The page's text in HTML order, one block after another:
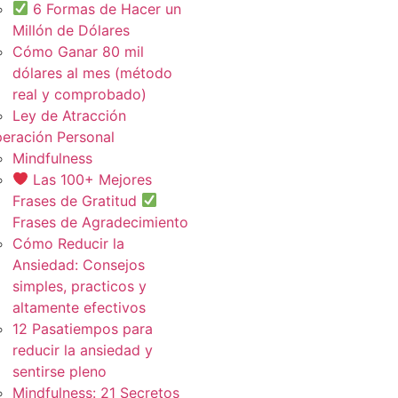
6 Formas de Hacer un
Millón de Dólares
Cómo Ganar 80 mil
dólares al mes (método
real y comprobado)
Ley de Atracción
Personal
Mindfulness
Las 100+ Mejores
Frases de Gratitud
Frases de Agradecimiento
Cómo Reducir la
Ansiedad: Consejos
simples, practicos y
altamente efectivos
12 Pasatiempos para
reducir la ansiedad y
sentirse pleno
Mindfulness: 21 Secretos